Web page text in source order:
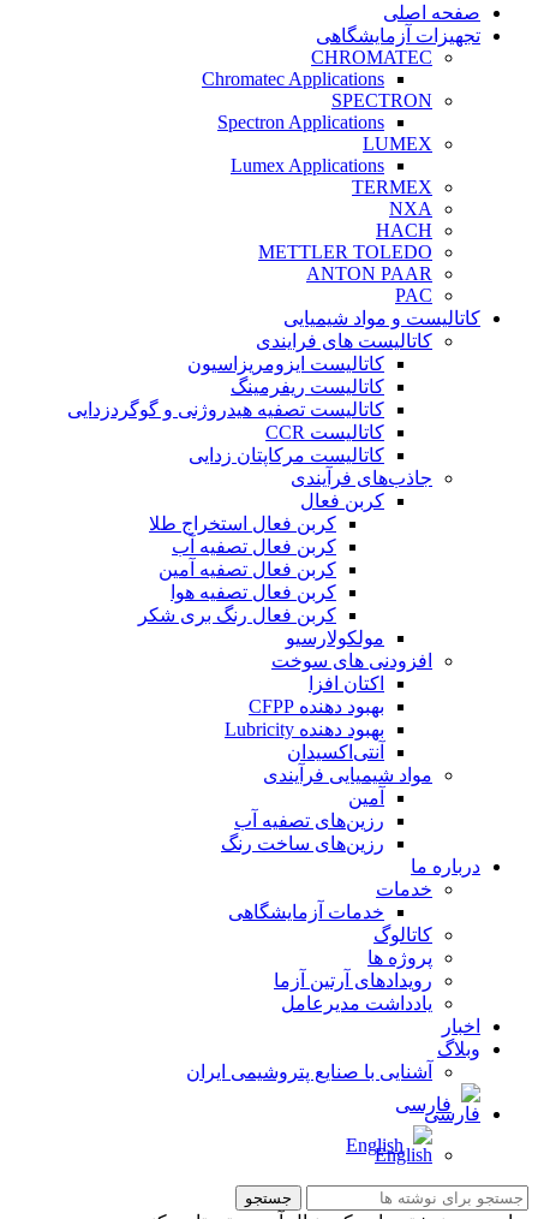
صفحه اصلی
تجهیزات آزمایشگاهی
CHROMATEC
Chromatec Applications
SPECTRON
Spectron Applications
LUMEX
Lumex Applications
TERMEX
NXA
HACH
METTLER TOLEDO
ANTON PAAR
PAC
کاتالیست و مواد شیمیایی
کاتالیست های فرایندی
کاتالیست ایزومریزاسیون
کاتالیست ریفرمینگ
کاتالیست تصفیه هیدروژنی و گوگردزدایی
کاتالیست CCR
کاتالیست مرکاپتان زدایی
جاذب‌های فرآیندی
کربن فعال
کربن فعال استخراج طلا
کربن فعال تصفیه آب
کربن فعال تصفیه آمین
کربن فعال تصفیه هوا
کربن فعال رنگ بری شکر
مولکولارسیو
افزودنی های سوخت
اکتان افزا
بهبود دهنده CFPP
بهبود دهنده Lubricity
آنتی‌اکسیدان
مواد شیمیایی فرآیندی
آمین
رزین‌های تصفیه آب
رزین‌های ساخت رنگ
درباره ما
خدمات
خدمات آزمایشگاهی
کاتالوگ
پروژه ها
رویدادهای آرتین آزما
یادداشت مدیرعامل
اخبار
وبلاگ
آشنایی با صنایع پتروشیمی ایران
فارسی
English
جستجو